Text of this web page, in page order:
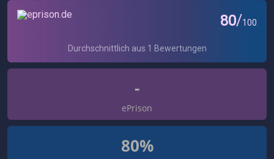
-
ePrison
80%